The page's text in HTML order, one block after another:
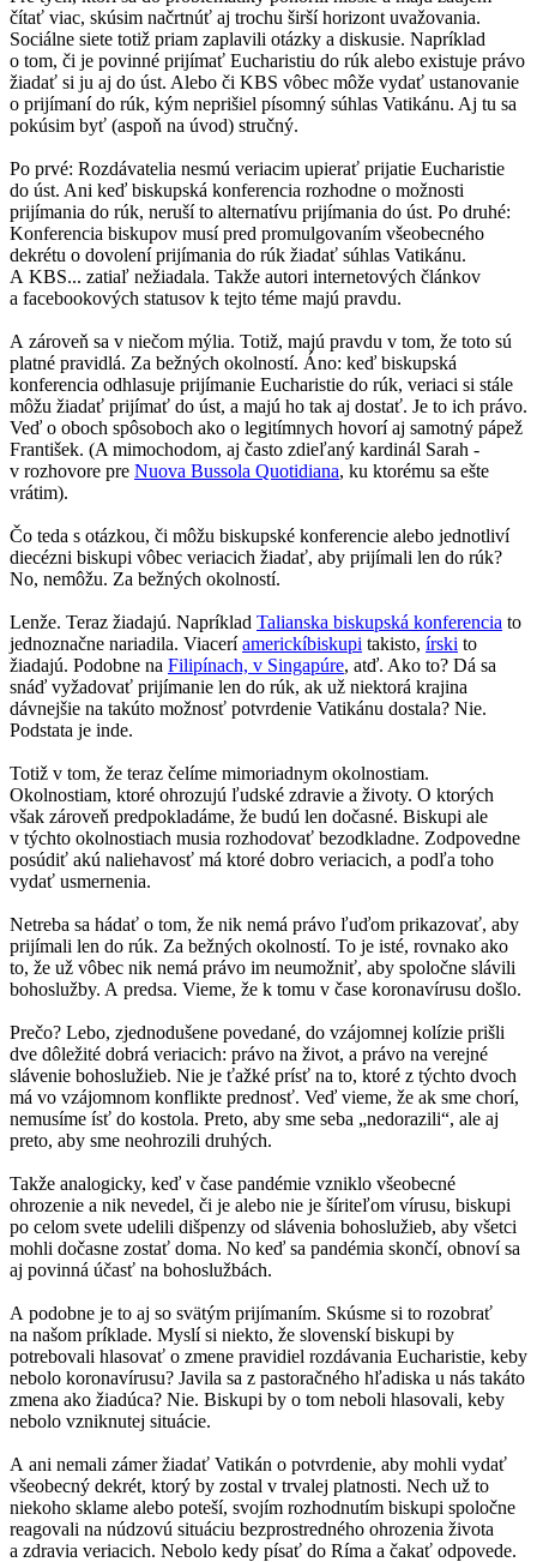
čítať viac, skúsim načrtnúť aj trochu širší horizont uvažovania.
Sociálne siete totiž priam zaplavili otázky a diskusie. Napríklad
o tom, či je povinné prijímať Eucharistiu do rúk alebo existuje právo
žiadať si ju aj do úst. Alebo či KBS vôbec môže vydať ustanovanie
o prijímaní do rúk, kým neprišiel písomný súhlas Vatikánu. Aj tu sa
pokúsim byť (aspoň na úvod) stručný.
Po prvé: Rozdávatelia nesmú veriacim upierať prijatie Eucharistie
do úst. Ani keď biskupská konferencia rozhodne o možnosti
prijímania do rúk, neruší to alternatívu prijímania do úst. Po druhé:
Konferencia biskupov musí pred promulgovaním všeobecného
dekrétu o dovolení prijímania do rúk žiadať súhlas Vatikánu.
A KBS... zatiaľ nežiadala. Takže autori internetových článkov
a facebookových statusov k tejto téme majú pravdu.
A zároveň sa v niečom mýlia. Totiž, majú pravdu v tom, že toto sú
platné pravidlá. Za bežných okolností. Áno: keď biskupská
konferencia odhlasuje prijímanie Eucharistie do rúk, veriaci si stále
môžu žiadať prijímať do úst, a majú ho tak aj dostať. Je to ich právo.
Veď o oboch spôsoboch ako o legitímnych hovorí aj samotný pápež
František. (A mimochodom, aj často zdieľaný kardinál Sarah -
v rozhovore pre Nuova Bussola Quotidiana, ku ktorému sa ešte
vrátim).
Čo teda s otázkou, či môžu biskupské konferencie alebo jednotliví
diecézni biskupi vôbec veriacich žiadať, aby prijímali len do rúk?
No, nemôžu. Za bežných okolností.
Lenže. Teraz žiadajú. Napríklad Talianska biskupská konferencia to
jednoznačne nariadila. Viaceríamerickíbiskupi takisto, írski to
žiadajú. Podobne na Filipínach, v Singapúre, atď. Ako to? Dá sa
snáď vyžadovať prijímanie len do rúk, ak už niektorá krajina
dávnejšie na takúto možnosť potvrdenie Vatikánu dostala? Nie.
Podstata je inde.
Totiž v tom, že teraz čelíme mimoriadnym okolnostiam.
Okolnostiam, ktoré ohrozujú ľudské zdravie a životy. O ktorých
však zároveň predpokladáme, že budú len dočasné. Biskupi ale
v týchto okolnostiach musia rozhodovať bezodkladne. Zodpovedne
posúdiť akú naliehavosť má ktoré dobro veriacich, a podľa toho
vydať usmernenia.
Netreba sa hádať o tom, že nik nemá právo ľuďom prikazovať, aby
prijímali len do rúk. Za bežných okolností. To je isté, rovnako ako
to, že už vôbec nik nemá právo im neumožniť, aby spoločne slávili
bohoslužby. A predsa. Vieme, že k tomu v čase koronavírusu došlo.
Prečo? Lebo, zjednodušene povedané, do vzájomnej kolízie prišli
dve dôležité dobrá veriacich: právo na život, a právo na verejné
slávenie bohoslužieb. Nie je ťažké prísť na to, ktoré z týchto dvoch
má vo vzájomnom konflikte prednosť. Veď vieme, že ak sme chorí,
nemusíme ísť do kostola. Preto, aby sme seba „nedorazili“, ale aj
preto, aby sme neohrozili druhých.
Takže analogicky, keď v čase pandémie vzniklo všeobecné
ohrozenie a nik nevedel, či je alebo nie je šíriteľom vírusu, biskupi
po celom svete udelili dišpenzy od slávenia bohoslužieb, aby všetci
mohli dočasne zostať doma. No keď sa pandémia skončí, obnoví sa
aj povinná účasť na bohoslužbách.
A podobne je to aj so svätým prijímaním. Skúsme si to rozobrať
na našom príklade. Myslí si niekto, že slovenskí biskupi by
potrebovali hlasovať o zmene pravidiel rozdávania Eucharistie, keby
nebolo koronavírusu? Javila sa z pastoračného hľadiska u nás takáto
zmena ako žiadúca? Nie. Biskupi by o tom neboli hlasovali, keby
nebolo vzniknutej situácie.
A ani nemali zámer žiadať Vatikán o potvrdenie, aby mohli vydať
všeobecný dekrét, ktorý by zostal v trvalej platnosti. Nech už to
niekoho sklame alebo poteší, svojím rozhodnutím biskupi spoločne
reagovali na núdzovú situáciu bezprostredného ohrozenia života
a zdravia veriacich. Nebolo kedy písať do Ríma a čakať odpovede.